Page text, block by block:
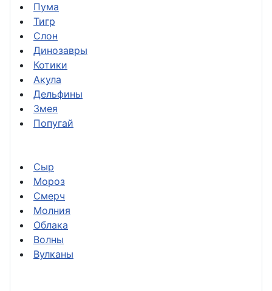
Пума
Тигр
Слон
Динозавры
Котики
Акула
Дельфины
Змея
Попугай
Сыр
Мороз
Смерч
Молния
Облака
Волны
Вулканы